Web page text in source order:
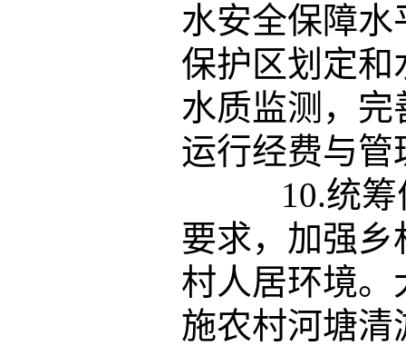
水安全保障
保护区划定
水质监测，
运行经费与管
10.统筹
要求，加强
村人居环境
施农村河塘